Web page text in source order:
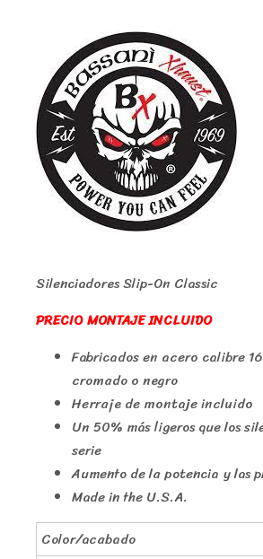
Silenciadores Slip-On Classic
PRECIO MONTAJE INCLUIDO
Fabricados en acero calibre
cromado o negro
Herraje de montaje incluido
Un 50% más ligeros que los
serie
Aumento de la potencia y las
Made in the U.S.A.
Color/acabado